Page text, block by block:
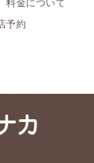
予約